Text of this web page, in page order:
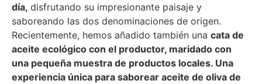
día, disfrutando su impresionante paisaje y
saboreando las dos denominaciones de origen.
Recientemente, hemos añadido también una cata de
aceite ecológico con el productor, maridado con
una pequeña muestra de productos locales. Una
experiencia única para saborear aceite de oliva de